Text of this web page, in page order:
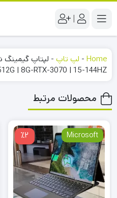
|
Home
- لپ تاپ -
| 8G-RTX-3070 | 15-144HZ
محصولات مرتبط
٪2 Microsoft